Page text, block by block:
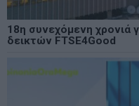
18η συνεχόμενη χρονιά
δεικτών FTSE4Good